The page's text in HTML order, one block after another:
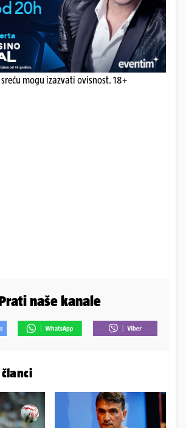
mogu izazvati ovisnost. 18+
naše kanale